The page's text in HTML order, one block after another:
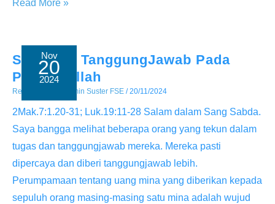
Mengalami
Read More »
Nov
20
2024
Setia dan TanggungJawab Pada
Perinta Allah
Renungan Admin Suster FSE /20/11/2024
2Mak.7:1.20-31; Luk.19:11-28 Salam dalam Sang Sabda.
Saya bangga melihat beberapa orang yang tekun dalam
tugas dan tanggungjawab mereka. Mereka pasti
dipercaya dan diberi tanggungjawab lebih.
Perumpamaan tentang uang mina yang diberikan kepada
sepuluh orang masing-masing satu mina adalah wujud